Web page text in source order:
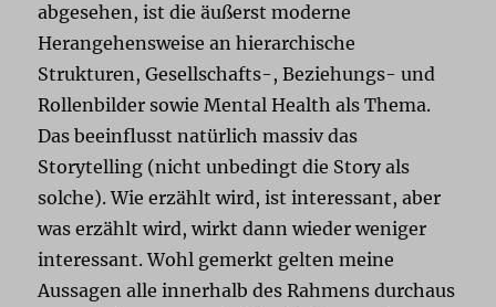
abgesehen, ist die äußerst moderne
Herangehensweise an hierarchische
Strukturen, Gesellschafts-, Beziehungs- und
Rollenbilder sowie Mental Health als Thema.
Das beeinflusst natürlich massiv das
Storytelling (nicht unbedingt die Story als
solche). Wie erzählt wird, ist interessant, aber
was erzählt wird, wirkt dann wieder weniger
interessant. Wohl gemerkt gelten meine
Aussagen alle innerhalb des Rahmens durchaus